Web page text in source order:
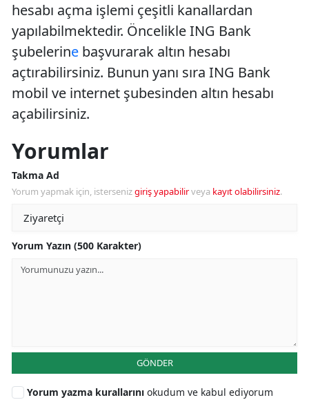
hesabı açma işlemi çeşitli kanallardan
yapılabilmektedir. Öncelikle ING Bank
şubelerine başvurarak altın hesabı
açtırabilirsiniz. Bunun yanı sıra ING Bank
mobil ve internet şubesinden altın hesabı
açabilirsiniz.
Yorumlar
Takma Ad
Yorum yapmak için, istersenizgiriş yapabilirveya kayıt olabilirsiniz.
Yorum Yazın (500 Karakter)
GÖNDER
Yorum yazma kurallarını okudum ve kabul ediyorum